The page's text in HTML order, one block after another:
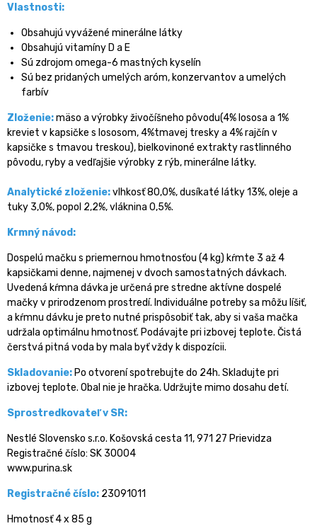
Vlastnosti:
Obsahujú vyvážené minerálne látky
Obsahujú vitamíny D a E
Sú zdrojom omega-6 mastných kyselín
Sú bez pridaných umelých aróm, konzervantov a umelých
farbív
Zloženie:mäso a výrobky živočíšneho pôvodu(4% lososa a 1%
kreviet v kapsičke s lososom, 4%tmavej tresky a 4% rajčín v
kapsičke s tmavou treskou), bielkovinoné extrakty rastlinného
pôvodu, ryby a vedľajšie výrobky z rýb, minerálne látky.
Analytické zloženie:vlhkosť 80,0%, dusíkaté látky 13%, oleje a
tuky 3,0%, popol 2,2%, vláknina 0,5%.
Krmný návod:
Dospelú mačku s priemernou hmotnosťou (4 kg) kŕmte 3 až 4
kapsičkami denne, najmenej v dvoch samostatných dávkach.
Uvedená kŕmna dávka je určená pre stredne aktívne dospelé
mačky v prirodzenom prostredí. Individuálne potreby sa môžu líšiť,
a kŕmnu dávku je preto nutné prispôsobiť tak, aby si vaša mačka
udržala optimálnu hmotnosť. Podávajte pri izbovej teplote. Čistá
čerstvá pitná voda by mala byť vždy k dispozícii.
Skladovanie: Po otvorení spotrebujte do 24h. Skladujte pri
izbovej teplote. Obal nie je hračka. Udržujte mimo dosahu detí.
Sprostredkovateľ v SR:
Nestlé Slovensko s.r.o. Košovská cesta 11, 971 27 Prievidza
Registračné číslo: SK 30004
www.purina.sk
Registračné číslo: 23091011
Hmotnosť 4 x 85 g